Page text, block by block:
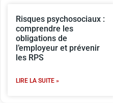
Risques psychosociaux :
comprendre les
obligations de
l’employeur et prévenir
les RPS
LIRE LA SUITE »